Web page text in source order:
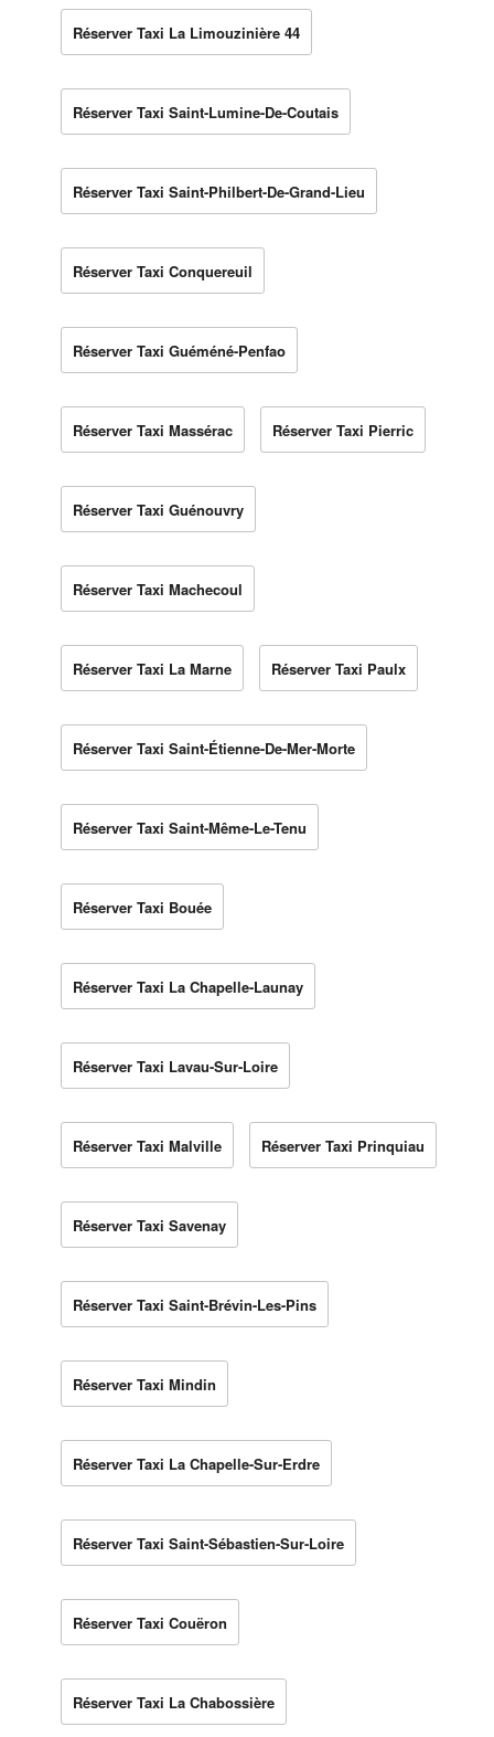
Réserver Taxi La Limouzinière 44
Réserver Taxi Saint-Lumine-De-Coutais
Réserver Taxi Saint-Philbert-De-Grand-Lieu
Réserver Taxi Conquereuil
Réserver Taxi Guéméné-Penfao
Réserver Taxi Massérac Réserver Taxi Pierric
Réserver Taxi Guénouvry
Réserver Taxi Machecoul
Réserver Taxi La Marne Réserver Taxi Paulx
Réserver Taxi Saint-Étienne-De-Mer-Morte
Réserver Taxi Saint-Même-Le-Tenu
Réserver Taxi Bouée
Réserver Taxi La Chapelle-Launay
Réserver Taxi Lavau-Sur-Loire
Réserver Taxi Malville Réserver Taxi Prinquiau
Réserver Taxi Savenay
Réserver Taxi Saint-Brévin-Les-Pins
Réserver Taxi Mindin
Réserver Taxi La Chapelle-Sur-Erdre
Réserver Taxi Saint-Sébastien-Sur-Loire
Réserver Taxi Couëron
Réserver Taxi La Chabossière